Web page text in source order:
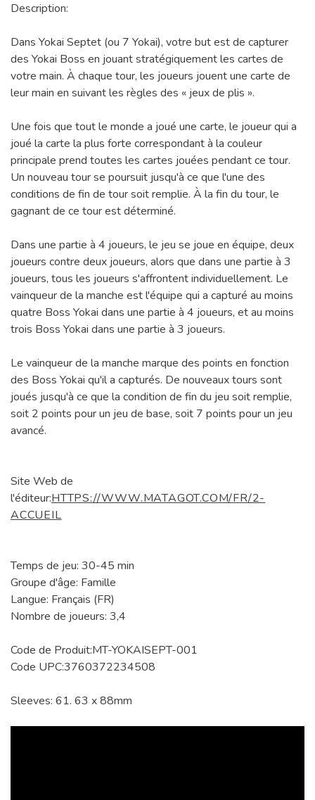
Description:
Dans Yokai Septet (ou 7 Yokai), votre but est de capturer
des Yokai Boss en jouant stratégiquement les cartes de
votre main. À chaque tour, les joueurs jouent une carte de
leur main en suivant les règles des « jeux de plis ».
Une fois que tout le monde a joué une carte, le joueur qui a
joué la carte la plus forte correspondant à la couleur
principale prend toutes les cartes jouées pendant ce tour.
Un nouveau tour se poursuit jusqu'à ce que l'une des
conditions de fin de tour soit remplie. À la fin du tour, le
gagnant de ce tour est déterminé.
Dans une partie à 4 joueurs, le jeu se joue en équipe, deux
joueurs contre deux joueurs, alors que dans une partie à 3
joueurs, tous les joueurs s'affrontent individuellement. Le
vainqueur de la manche est l'équipe qui a capturé au moins
quatre Boss Yokai dans une partie à 4 joueurs, et au moins
trois Boss Yokai dans une partie à 3 joueurs.
Le vainqueur de la manche marque des points en fonction
des Boss Yokai qu'il a capturés. De nouveaux tours sont
joués jusqu'à ce que la condition de fin du jeu soit remplie,
soit 2 points pour un jeu de base, soit 7 points pour un jeu
avancé.
Site Web de
l'éditeur:HTTPS://WWW.MATAGOT.COM/FR/2-
ACCUEIL
Temps de jeu: 30-45 min
Groupe d'âge: Famille
Langue: Français (FR)
Nombre de joueurs: 3,4
Code de Produit:MT-YOKAISEPT-001
Code UPC:3760372234508
Sleeves: 61. 63 x 88mm